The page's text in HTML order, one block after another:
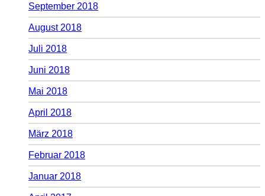
September 2018
August 2018
Juli 2018
Juni 2018
Mai 2018
April 2018
März 2018
Februar 2018
Januar 2018